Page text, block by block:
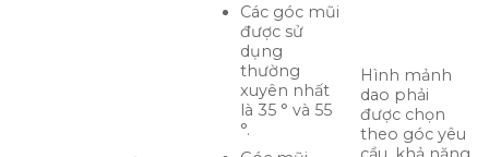
Các góc mũi
được sử
dụng
thường
xuyên nhất
là 35 ° và 55
°.
Hình mảnh
dao phải
được chọn
theo góc yêu